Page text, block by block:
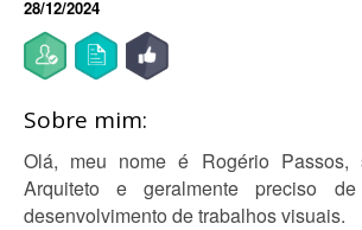
28/12/2024
Sobre mim:
Olá, meu nome é Rogério Passos,
Arquiteto e geralmente preciso
desenvolvimento de trabalhos visuais.